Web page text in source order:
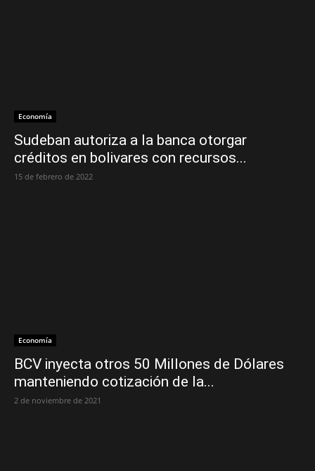
Economía
Sudeban autoriza a la banca otorgar
créditos en bolivares con recursos...
15 de febrero de 2022
Economía
BCV inyecta otros 50 Millones de Dólares
manteniendo cotización de la...
2 de noviembre de 2021